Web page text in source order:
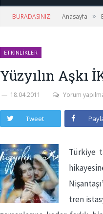
BURADASINIZ: Anasayfa »
ETKINLIKLER
Yüzyılın Aşkı
18.04.2011 Yorum
Tweet
Türkiye
tren